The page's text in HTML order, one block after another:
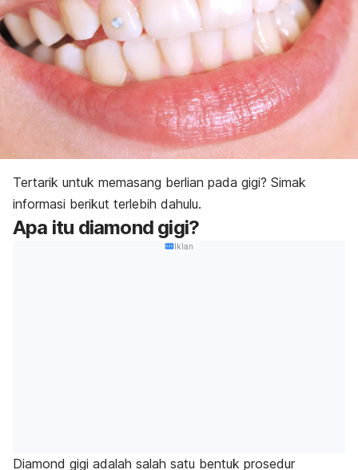
Tertarik untuk memasang berlian pada gigi? Simak
informasi berikut terlebih dahulu.
Apa itu diamond gigi?
Iklan
Diamond gigi adalah salah satu bentuk prosedur